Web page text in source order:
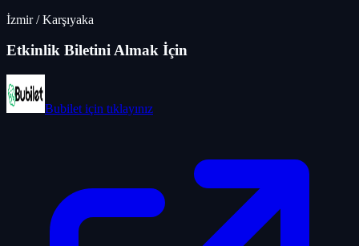
İzmir/Karşıyaka
Etkinlik Biletini Almak İçin
Bubilet için tıklayınız